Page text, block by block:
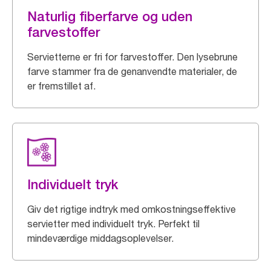
Naturlig fiberfarve og uden
farvestoffer
Servietterne er fri for farvestoffer. Den lysebrune
farve stammer fra de genanvendte materialer, de
er fremstillet af.
Individuelt tryk
Giv det rigtige indtryk med omkostningseffektive
servietter med individuelt tryk. Perfekt til
mindeværdige middagsoplevelser.